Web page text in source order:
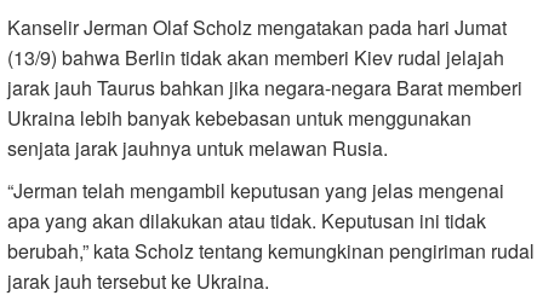
Kanselir Jerman Olaf Scholz mengatakan pada hari Jumat
(13/9) bahwa Berlin tidak akan memberi Kiev rudal jelajah
jarak jauh Taurus bahkan jika negara-negara Barat memberi
Ukraina lebih banyak kebebasan untuk menggunakan
senjata jarak jauhnya untuk melawan Rusia.
“Jerman telah mengambil keputusan yang jelas mengenai
apa yang akan dilakukan atau tidak. Keputusan ini tidak
berubah,” kata Scholz tentang kemungkinan pengiriman rudal
jarak jauh tersebut ke Ukraina.